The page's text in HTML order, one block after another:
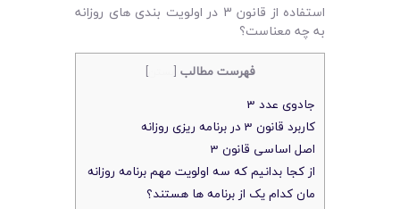
استفاده از قانون 3 در اولویت بندی های روزانه
به چه معناست؟
فهرست مطالب [بستن]
جادوی عدد 3
کاربرد قانون 3 در برنامه ریزی روزانه
اصل اساسی قانون 3
از کجا بدانیم که سه اولویت مهم برنامه روزانه
مان کدام یک از برنامه ها هستند؟